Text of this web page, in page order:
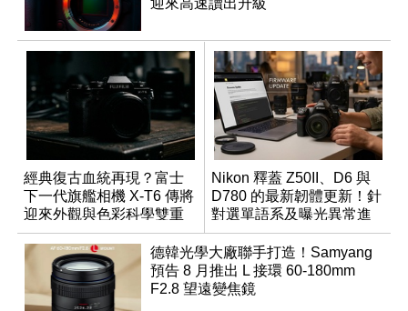
迎來高速讀出升級
經典復古血統再現？富士
下一代旗艦相機 X-T6 傳將
迎來外觀與色彩科學雙重
優化
Nikon 釋蓋 Z50II、D6 與
D780 的最新韌體更新！針
對選單語系及曝光異常進
行修復
德韓光學大廠聯手打造！Samyang
預告 8 月推出 L 接環 60-180mm
F2.8 望遠變焦鏡